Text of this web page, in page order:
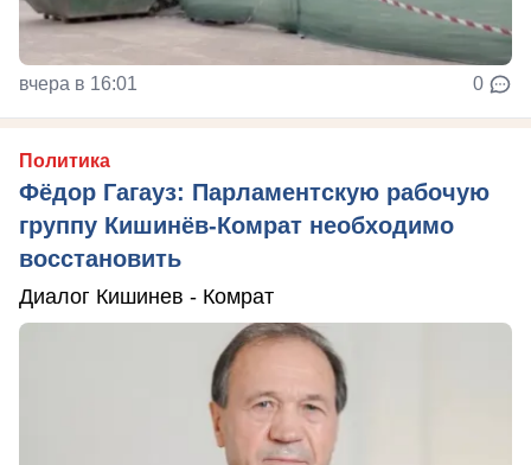
вчера в 16:01 0
Политика
Фёдор Гагауз: Парламентскую рабочую
группу Кишинёв-Комрат необходимо
восстановить
Диалог Кишинев - Комрат